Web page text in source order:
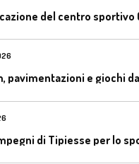
di Tipiesse per lo